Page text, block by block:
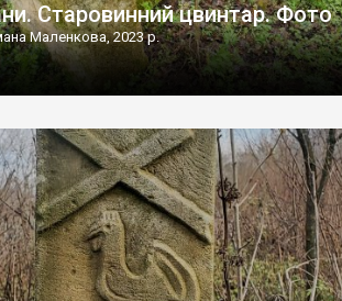
Старовинний цвинтар. Фото
Маленкова, 2023 р.